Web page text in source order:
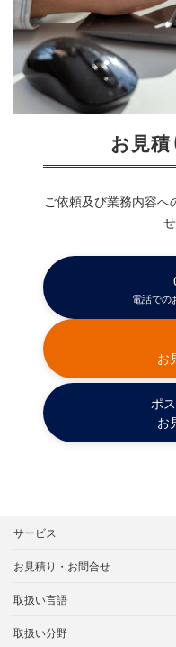
お見
ご依頼及び業務内容
電話での
お
ポ
お
サービス
お見積り・お問合せ
取扱い言語
取扱い分野